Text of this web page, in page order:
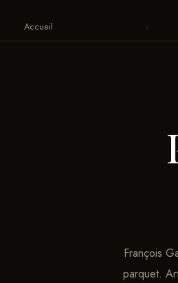
Accueil ›
François
parquet.